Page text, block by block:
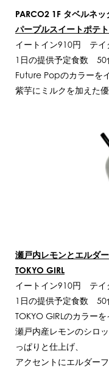
PARCO2 1F タベルネッ
パープルスイートポテ
イートイン910円 テイ
1日の提供予定食数 50
Future Popのカラーを
紫芋にミルクを加えた
瀬戸内レモンとエルダ
TOKYO GIRL
イートイン910円 テイ
1日の提供予定食数 50
TOKYO GIRLのカラー
瀬戸内産レモンのシロ
っぱりと仕上げ、
アクセントにエルダー